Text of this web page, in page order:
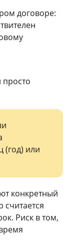
договоре:
просто
(год) или
конкретный
считается
Риск в том,